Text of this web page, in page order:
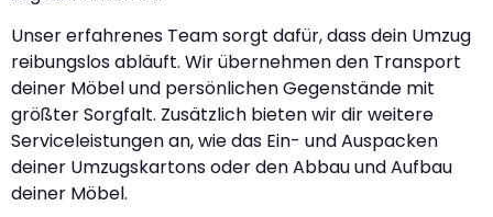
Unser erfahrenes Team sorgt dafür, dass dein Umzug
reibungslos abläuft. Wir übernehmen den Transport
deiner Möbel und persönlichen Gegenstände mit
größter Sorgfalt. Zusätzlich bieten wir dir weitere
Serviceleistungen an, wie das Ein- und Auspacken
deiner Umzugskartons oder den Abbau und Aufbau
deiner Möbel.